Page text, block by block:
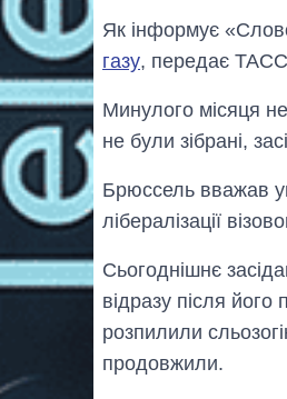
Як інформує
газу, передає ТАСС
Минулого місяця
не були зібрані,
Брюссель вважав
лібералізації
Сьогоднішнє
відразу після
розпилили
продовжили.